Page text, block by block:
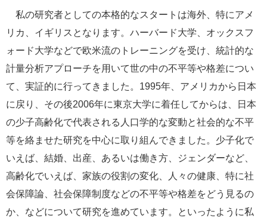
私の研究者としての本格的なスタートは海外、特にアメ
リカ、イギリスとなります。ハーバード大学、オックスフ
ォード大学などで欧米流のトレーニングを受け、統計的な
計量分析アプローチを用いて世の中の不平等や格差につい
て、実証的に行ってきました。1995年、アメリカから日本
に戻り、その後2006年に東京大学に着任してからは、日本
の少子高齢化で代表される人口学的な変動と社会的な不平
等を絡ませた研究を中心に取り組んできました。少子化で
いえば、結婚、出産、あるいは働き方、ジェンダーなど、
高齢化でいえば、家族の役割の変化、人々の健康、特に社
会保障論、社会保障制度などの不平等や格差をどう見るの
か、などについて研究を進めています。といったように私